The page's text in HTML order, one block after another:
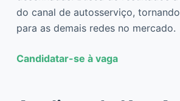
do canal de autosserviço,
para as demais redes no mercado.
Candidatar-se à vaga